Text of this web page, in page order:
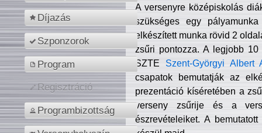
Díjazás
Szponzorok
Program
Regisztráció
Programbizottság
A versenyre középiskolás
szükséges egy
elkészített munka rövid 2
zsűri pontozza. A legjobb
SZTE Szent-Györgyi Albert
csapatok bemutatják az
prezentáció kíséretében a
verseny zsűrije és a
észrevételeiket. A